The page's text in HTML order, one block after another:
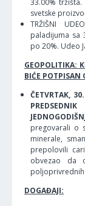
33.00% tržišta.
svetske
TRŽIŠNI
paladijuma sa
po 20%. Udeo
GEOPOLITIKA:
BIĆE POTPISAN
ČETVRTAK,
pregovarali o
minerale,
prepolovili
obvezao da
poljoprivrednih
DOGAĐAJI: